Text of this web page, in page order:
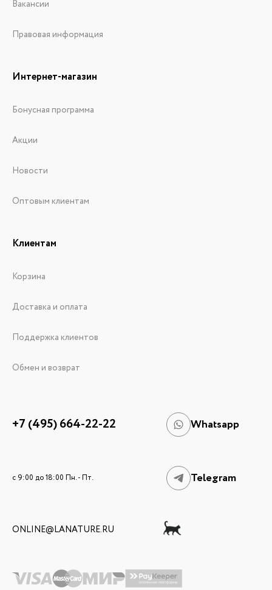
Вакансии
Правовая информация
Интернет-магазин
Бонусная программа
Акции
Новости
Оптовым клиентам
Клиентам
Корзина
Доставка и оплата
Поддержка клиентов
Обмен и возврат
+7 (495) 664-22-22 Whatsapp
c 9:00 до 18:00 Пн. - Пт. Telegram
ONLINE@LANATURE.RU